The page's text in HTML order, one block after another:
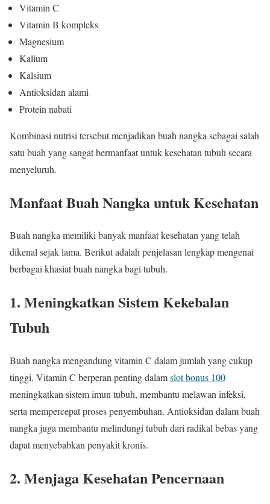
Vitamin C
Vitamin B kompleks
Magnesium
Kalium
Kalsium
Antioksidan alami
Protein nabati
Kombinasi nutrisi tersebut menjadikan buah nangka sebagai salah
satu buah yang sangat bermanfaat untuk kesehatan tubuh secara
menyeluruh.
Manfaat Buah Nangka untuk Kesehatan
Buah nangka memiliki banyak manfaat kesehatan yang telah
dikenal sejak lama. Berikut adalah penjelasan lengkap mengenai
berbagai khasiat buah nangka bagi tubuh.
1. Meningkatkan Sistem Kekebalan
Tubuh
Buah nangka mengandung vitamin C dalam jumlah yang cukup
tinggi. Vitamin C berperan penting dalamslot bonus 100
meningkatkan sistem imun tubuh, membantu melawan infeksi,
serta mempercepat proses penyembuhan. Antioksidan dalam buah
nangka juga membantu melindungi tubuh dari radikal bebas yang
dapat menyebabkan penyakit kronis.
2. Menjaga Kesehatan Pencernaan